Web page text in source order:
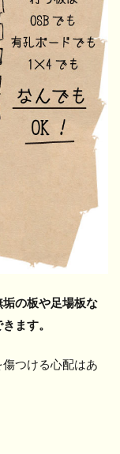
の板や足場板な
ます。
つける心配はあ